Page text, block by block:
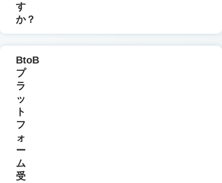
す
か？
BtoB
プ
ラ
ッ
ト
フ
ォ
ー
ム
受